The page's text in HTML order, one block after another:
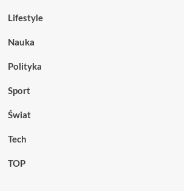
Lifestyle
Nauka
Polityka
Sport
Świat
Tech
TOP